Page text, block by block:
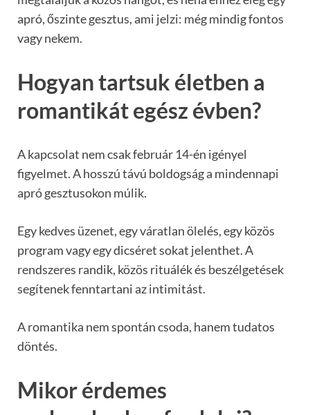
apró, őszinte gesztus, ami jelzi: még mindig fontos
vagy nekem.
Hogyan tartsuk életben a
romantikát egész évben?
A kapcsolat nem csak február 14-én igényel
figyelmet. A hosszú távú boldogság a mindennapi
apró gesztusokon múlik.
Egy kedves üzenet, egy váratlan ölelés, egy közös
program vagy egy dicséret sokat jelenthet. A
rendszeres randik, közös rituálék és beszélgetések
segítenek fenntartani az intimitást.
A romantika nem spontán csoda, hanem tudatos
döntés.
Mikor érdemes